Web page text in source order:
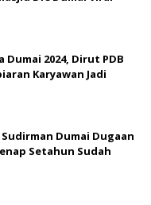
Dumai 2024, Dirut PDB
Karyawan Jadi
Dumai Dugaan
Setahun Sudah